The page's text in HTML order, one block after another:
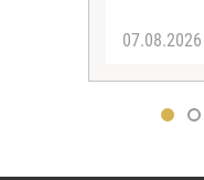
07.08.2026